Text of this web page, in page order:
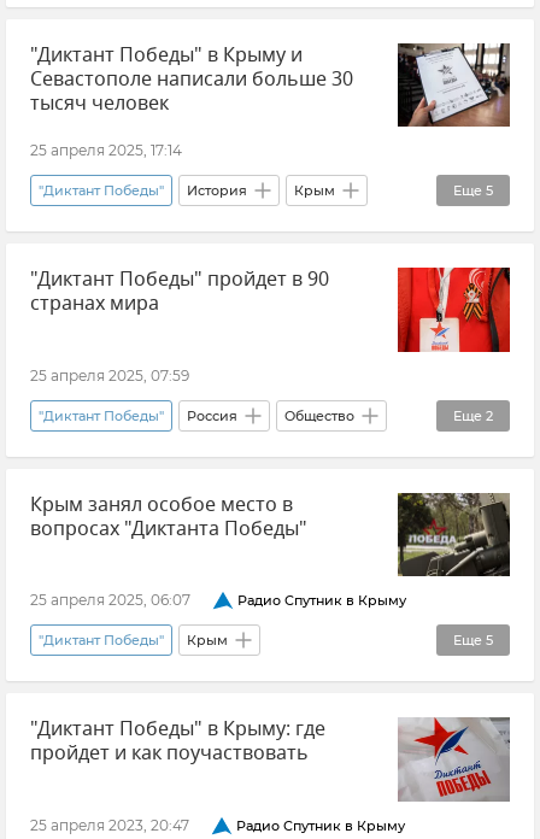
Патриотическое воспитание
Новости Крыма
"Диктант Победы" в Крыму и
Севастополе написали больше 30
тысяч человек
25 апреля 2025, 17:14
Еще 5
"Диктант Победы" История Крым
Севастополь 80 лет Победы
Новости Крыма Новости Севастополя
"Диктант Победы" пройдет в 90
странах мира
25 апреля 2025, 07:59
Еще 2
"Диктант Победы" Россия Общество
80 лет Победы Новости
Крым занял особое место в
вопросах "Диктанта Победы"
25 апреля 2025, 06:07 Радио Спутник в Крыму
Еще 5
"Диктант Победы" Крым
Владимир Бобков Мнения
80 лет Победы История
"Диктант Победы" в Крыму: где
пройдет и как поучаствовать
25 апреля 2023, 20:47 Радио Спутник в Крыму